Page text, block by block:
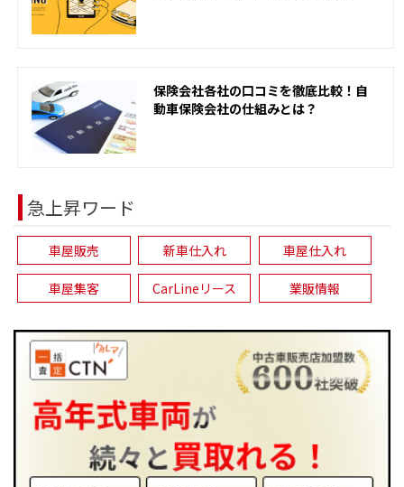
保険会社各社の口コミを徹底比較！自
動車保険会社の仕組みとは？
急上昇ワード
車屋販売 新車仕入れ 車屋仕入れ
車屋集客 CarLineリース 業販情報